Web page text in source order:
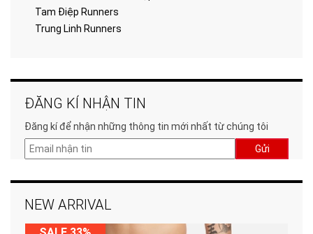
Tam Điệp Runners
Trung Linh Runners
ĐĂNG KÍ NHẬN TIN
Đăng kí để nhận những thông tin mới nhất từ chúng tôi
Gửi
NEW ARRIVAL